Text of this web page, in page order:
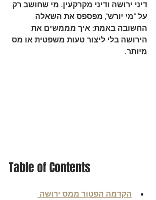
דיני ירושה ודיני מקרקעין. מי שחושב רק
על "מי יורש", מפספס את השאלה
החשובה באמת: איך מממשים את
הירושה בלי ליצור טעות משפטית או מס
מיותר.
Table of Contents
הקדמה הפטור ממס ירושה